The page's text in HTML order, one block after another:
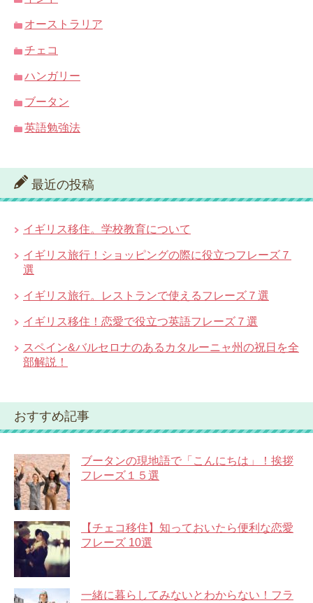
オーストラリア
チェコ
ハンガリー
ブータン
英語勉強法
最近の投稿
イギリス移住。学校教育について
イギリス旅行！ショッピングの際に役立つフレーズ７
選
イギリス旅行。レストランで使えるフレーズ７選
イギリス移住！恋愛で役立つ英語フレーズ７選
スペイン&バルセロナのあるカタルーニャ州の祝日を全
部解説！
おすすめ記事
ブータンの現地語で「こんにちは」！挨拶
フレーズ１５選
【チェコ移住】知っておいたら便利な恋愛
フレーズ 10選
一緒に暮らしてみないとわからない！フラ